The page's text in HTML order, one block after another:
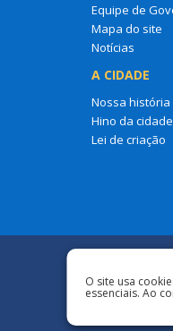
Equipe de
Mapa do site
Notícias
A CIDADE
Nossa história
Hino da cidade
Lei de criação
Redes
O site usa
essenciais. Ao